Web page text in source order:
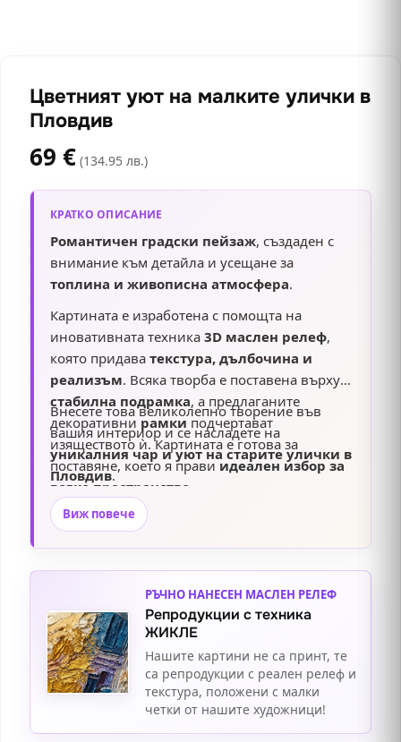
Цветният уют на малките улички в
Пловдив
69 € (134.95 лв.)
КРАТКО ОПИСАНИЕ
Романтичен градски пейзаж, създаден с
внимание към детайла и усещане за
топлина и живописна атмосфера.
Картината е изработена с помощта на
иновативната техника 3D маслен релеф,
която придава текстура, дълбочина и
реализъм. Всяка творба е поставена върху
стабилна подрамка, а предлаганите
декоративнирамкиподчертават
изяществото ѝ. Картината е готова за
поставяне, което я правиидеален избор за
всяко пространство
Внесете това великолепно творение във
вашия интериор и се насладете на
уникалния чар и уют на старите улички в
Пловдив.
Виж повече
РЪЧНО НАНЕСЕН МАСЛЕН РЕЛЕФ
Репродукции с техника
ЖИКЛЕ
Нашите картини не са принт, те
са репродукции с реален релеф и
текстура, положени с малки
четки от нашите художници!